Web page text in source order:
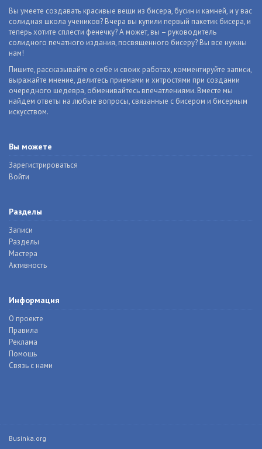
Вы умеете создавать красивые вещи из бисера, бусин и камней, и у вас
солидная школа учеников? Вчера вы купили первый пакетик бисера, и
теперь хотите сплести фенечку? А может, вы – руководитель
солидного печатного издания, посвященного бисеру? Вы все нужны
нам!
Пишите, рассказывайте о себе и своих работах, комментируйте записи,
выражайте мнение, делитесь приемами и хитростями при создании
очередного шедевра, обменивайтесь впечатлениями. Вместе мы
найдем ответы на любые вопросы, связанные с бисером и бисерным
искусством.
Вы можете
Зарегистрироваться
Войти
Разделы
Записи
Разделы
Мастера
Активность
Информация
О проекте
Правила
Реклама
Помощь
Связь с нами
Businka.org